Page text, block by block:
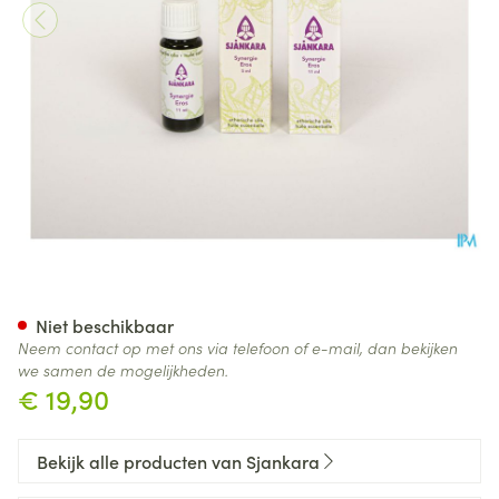
€ 19,90
Niet beschikbaar
Neem contact op met ons via telefoon of e-mail, dan bekijken
we samen de mogelijkheden.
Bekijk alle producten van Sjankara